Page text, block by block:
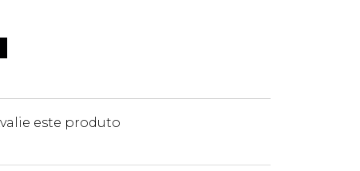
este produto